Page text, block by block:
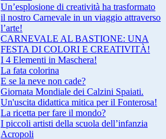
Un’esplosione di creatività ha trasformato
il nostro Carnevale in un viaggio attraverso
l’arte!
CARNEVALE AL BASTIONE: UNA
FESTA DI COLORI E CREATIVITÀ!
I 4 Elementi in Maschera!
La fata colorina
E se la neve non cade?
Giornata Mondiale dei Calzini Spaiati.
Un'uscita didattica mitica per il Fonterosa!
La ricetta per fare il mondo?
I piccoli artisti della scuola dell’infanzia
Acropoli